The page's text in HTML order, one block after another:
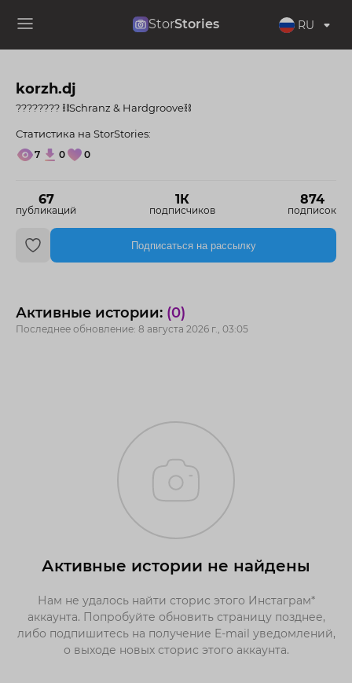
StorStories RU
korzh.dj
67
публикаций
1К
подписчиков
874
подписок
???????? ⛓Schranz & Hardgroove⛓
Статистика на StorStories:
7 0 0
Подписаться на рассылку
Активные истории: (0)
Последнее обновление: 8 августа 2026 г., 03:05
Активные истории не найдены
Нам не удалось найти сторис этого Инстаграм*
аккаунта. Попробуйте обновить страницу позднее,
либо подпишитесь на получение E-mail уведомлений,
о выходе новых сторис этого аккаунта.